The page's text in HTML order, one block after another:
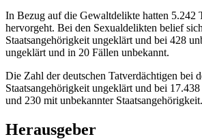
In Bezug auf die Gewaltdelikte hatten 5.242
hervorgeht. Bei den Sexualdelikten belief
Staatsangehörigkeit ungeklärt und bei 428
ungeklärt und in 20 Fällen unbekannt.
Die Zahl der deutschen Tatverdächtigen bei
Staatsangehörigkeit ungeklärt und bei
und 230 mit unbekannter Staatsangehörigkeit.
Herausgeber